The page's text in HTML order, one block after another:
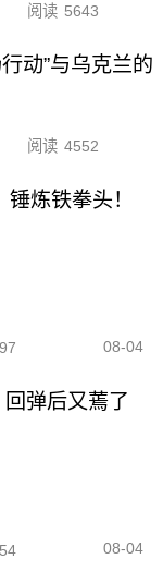
阅读 5643
动”与乌克兰的
阅读 4552
炼铁拳头！
08-04
弹后又蔫了
08-04